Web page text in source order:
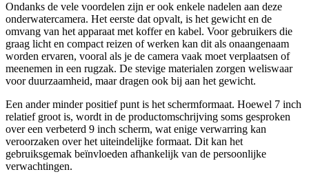
Ondanks de vele voordelen zijn er ook enkele nadelen aan deze
onderwatercamera. Het eerste dat opvalt, is het gewicht en de
omvang van het apparaat met koffer en kabel. Voor gebruikers die
graag licht en compact reizen of werken kan dit als onaangenaam
worden ervaren, vooral als je de camera vaak moet verplaatsen of
meenemen in een rugzak. De stevige materialen zorgen weliswaar
voor duurzaamheid, maar dragen ook bij aan het gewicht.
Een ander minder positief punt is het schermformaat. Hoewel 7 inch
relatief groot is, wordt in de productomschrijving soms gesproken
over een verbeterd 9 inch scherm, wat enige verwarring kan
veroorzaken over het uiteindelijke formaat. Dit kan het
gebruiksgemak beïnvloeden afhankelijk van de persoonlijke
verwachtingen.